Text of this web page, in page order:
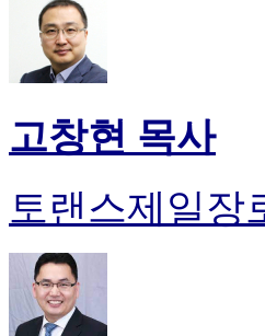
고창현 목사
토랜스제일장